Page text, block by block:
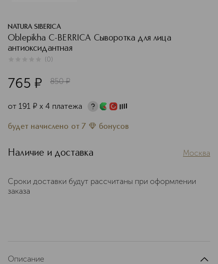
NATURA SIBERICA
Oblepikha C-BERRICA Сыворотка для лица
антиоксидантная
(0)
765 ¤ 850 ¤
от 191 ¤ х 4 платежа
будет начислено от 7 бонусов
Наличие и доставка Москва
Сроки доставки будут рассчитаны при оформлении
заказа
Описание